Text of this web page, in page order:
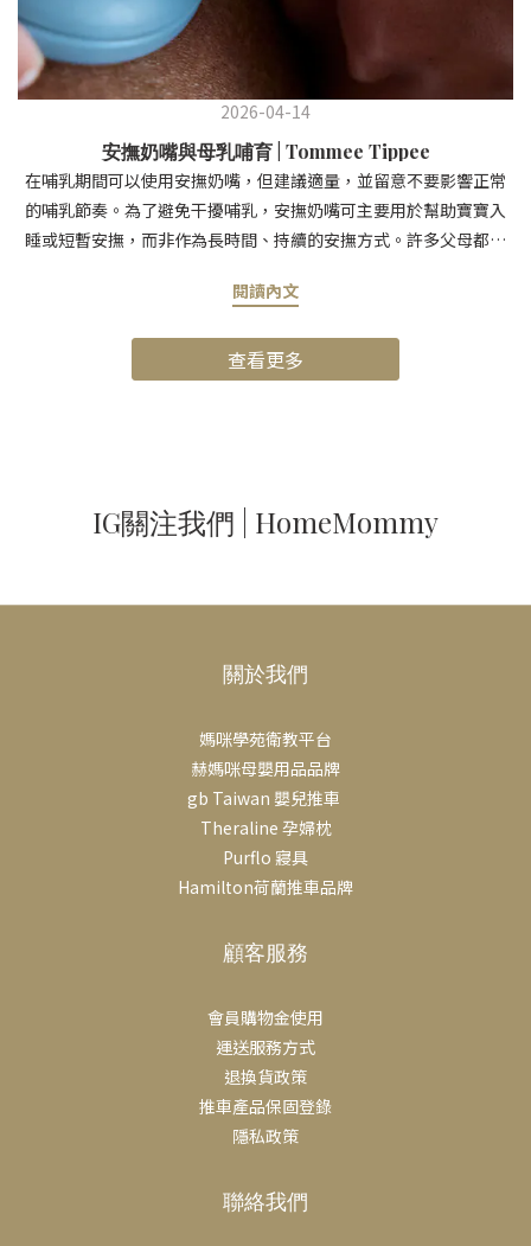
2026-04-14
安撫奶嘴與母乳哺育 | Tommee Tippee
在哺乳期間可以使用安撫奶嘴，但建議適量，並留意不要影響正常
的哺乳節奏。為了避免干擾哺乳，安撫奶嘴可主要用於幫助寶寶入
睡或短暫安撫，而非作為長時間、持續的安撫方式。許多父母都會
撫奶嘴並不一定會妨礙成功的母乳哺育。關鍵在於觀察寶寶的需
撫奶嘴正好能在這個時刻派上用場。只要正確使用，安撫奶嘴可以
安全地幫助寶寶安定情緒，不會影響乳量或哺乳規律。 本文將分享
完整且均衡的營養，有助於提升免疫力，並支持健康成長與發育。
對父母而言，母乳哺育既方便又經濟，同時也有助於降低產後情緒
平靜下來。對忙碌的父母來說，也能在確保寶寶被安撫的同時，安
適度使用。建議將安撫奶嘴作為安撫與睡眠輔助工具，而非取代哺
乳的方式。只要掌握使用時機，安撫奶嘴可以與母乳哺育並行，幫
助寶寶與父母都更加安心。 選擇合適的安撫奶嘴● 選擇輕盈、符合
矯正標準、不含BPA的安撫奶嘴，外觀和觸感與乳房相似的。 ● 有
對稱圓柱形奶嘴的安撫奶嘴，可以幫助寶寶的舌頭抬起並拱起，就
像母乳喂養時一樣。 ● 確認安撫奶嘴的尺寸適合寶寶的年齡。 ●
嘴易清洗、不易破損，無造成窒息危險的小零件。 Tips 在母乳哺育
建立後，才能給寶寶使用安撫奶嘴，並建議僅用於幫助寶寶2. 不要
取代餵奶務必注意寶寶的餵奶訊號，先讓寶寶吃飽奶後再使用安撫
奶嘴，安撫奶嘴不能3. 先給寶寶溫暖安慰在使用餵奶通常是最自
然、最有效的安慰方式，安撫奶嘴只是輔助。在使用安撫奶嘴前，
可先抱抱寶寶、輕輕搖晃、唱歌或肌膚接觸4. 尊重寶寶意願千萬不
疑慮請諮詢專業人士或LINE客服 >> Tommee tippee 安撫奶嘴系
列 Q: 哺乳時，什麼時候可以讓寶寶用安撫奶嘴？ 如果你正在母乳哺
閱讀內文
查看更多
IG關注我們 | HomeMommy
關於我們
媽咪學苑衛教平台
赫媽咪母嬰用品品牌
gb Taiwan 嬰兒推車
Theraline 孕婦枕
Purflo 寢具
Hamilton荷蘭推車品牌
顧客服務
會員購物金使用
運送服務方式
退換貨政策
推車產品保固登錄
隱私政策
聯絡我們